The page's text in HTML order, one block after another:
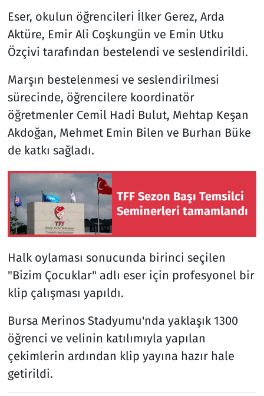
Eser, okulun öğrencileri İlker Gerez, Arda
Aktüre, Emir Ali Coşkungün ve Emin Utku
Özçivi tarafından bestelendi ve seslendirildi.
Marşın bestelenmesi ve seslendirilmesi
sürecinde, öğrencilere koordinatör
öğretmenler Cemil Hadi Bulut, Mehtap Keşan
Akdoğan, Mehmet Emin Bilen ve Burhan Büke
de katkı sağladı.
TFF Sezon Başı Temsilci
Seminerleri tamamlandı
Halk oylaması sonucunda birinci seçilen
"Bizim Çocuklar" adlı eser için profesyonel bir
klip çalışması yapıldı.
Bursa Merinos Stadyumu'nda yaklaşık 1300
öğrenci ve velinin katılımıyla yapılan
çekimlerin ardından klip yayına hazır hale
getirildi.